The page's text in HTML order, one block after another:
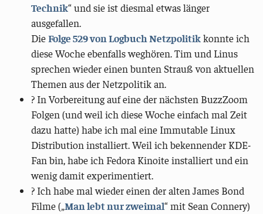
Technik“ und sie ist diesmal etwas länger
ausgefallen.
DieFolge 529 von Logbuch Netzpolitikkonnte ich
diese Woche ebenfalls weghören. Tim und Linus
sprechen wieder einen bunten Strauß von aktuellen
Themen aus der Netzpolitik an.
?️ In Vorbereitung auf eine der nächsten BuzzZoom
Folgen (und weil ich diese Woche einfach mal Zeit
dazu hatte) habe ich mal eine Immutable Linux
Distribution installiert. Weil ich bekennender KDE-
Fan bin, habe ich Fedora Kinoite installiert und ein
wenig damit experimentiert.
? Ich habe mal wieder einen der alten James Bond
Filme („Man lebt nur zweimal“ mit Sean Connery)